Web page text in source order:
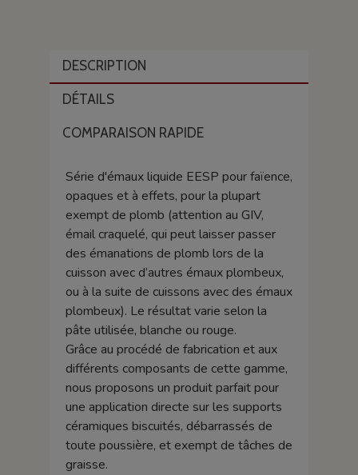
DESCRIPTION
DÉTAILS
COMPARAISON RAPIDE
Série d'émaux liquide EESP pour faïence,
opaques et à effets, pour la plupart
exempt de plomb (attention au GIV,
émail craquelé, qui peut laisser passer
des émanations de plomb lors de la
cuisson avec d’autres émaux plombeux,
ou à la suite de cuissons avec des émaux
plombeux). Le résultat varie selon la
pâte utilisée, blanche ou rouge.
Grâce au procédé de fabrication et aux
différents composants de cette gamme,
nous proposons un produit parfait pour
une application directe sur les supports
céramiques biscuités, débarrassés de
toute poussière, et exempt de tâches de
graisse.